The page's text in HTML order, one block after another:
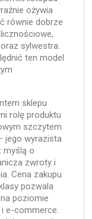
ożywia
równie dobrze
sylwestra.
ten model
sklepu
rolę produktu
szczytem
jego wyrazista
myślą o
zwroty i
Cena zakupu
pozwala
poziomie
e-commerce.